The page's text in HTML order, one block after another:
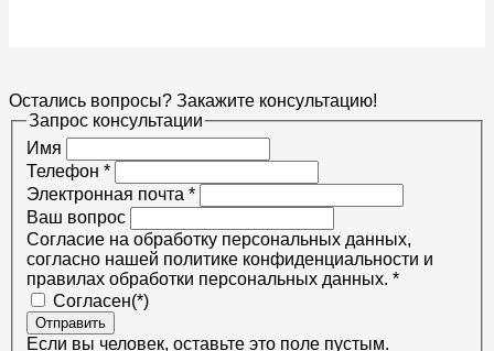
Остались вопросы? Закажите консультацию!
Запрос консультации
Имя
Телефон *
Электронная почта *
Ваш вопрос
Согласие на обработку персональных данных,
согласно нашей политике конфиденциальности и
правилах обработки персональных данных. *
Согласен(*)
Отправить
Если вы человек, оставьте это поле пустым.